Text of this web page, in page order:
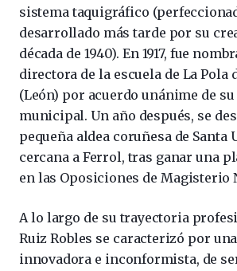
sistema taquigráfico
desarrollado más tarde por su
década de 1940). En 1917, fue
directora de la escuela de La Pola
(León) por acuerdo unánime de
municipal. Un año después, se
pequeña aldea coruñesa de Santa
cercana a Ferrol, tras ganar una
en las Oposiciones de Magisterio
A lo largo de su trayectoria
Ruiz Robles se caracterizó por
innovadora e inconformista, de